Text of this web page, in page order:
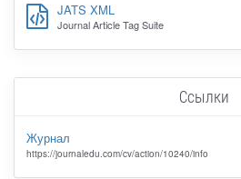
JATS XML
Journal Article Tag Suite
Ссылки
Журнал
https://journaledu.com/cv/action/10240/info